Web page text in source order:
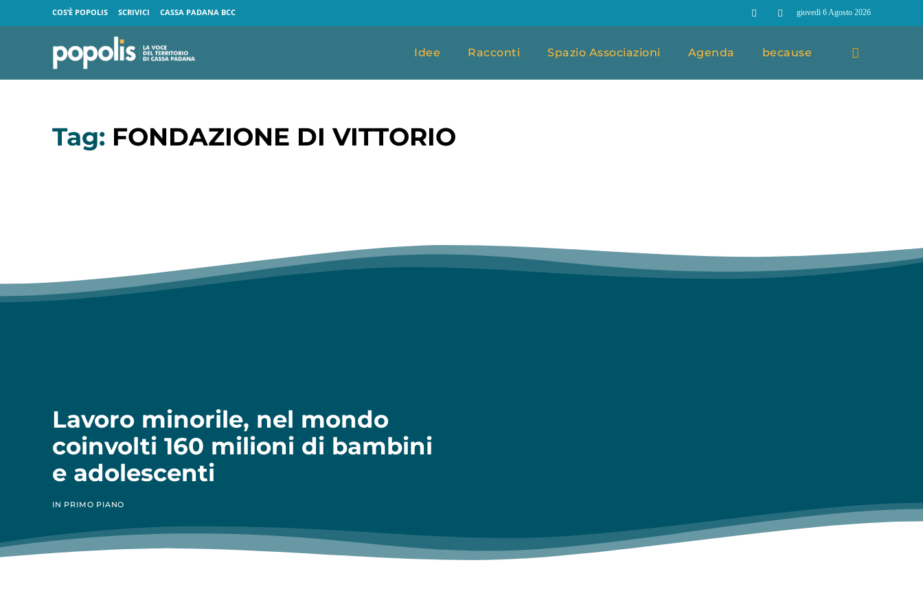
COS’È POPOLIS SCRIVICI CASSA PADANA BCC giovedì 6 Agosto 2026
Idee Racconti Spazio Associazioni Agenda because
Tag: FONDAZIONE DI VITTORIO
Lavoro minorile, nel mondo
coinvolti 160 milioni di bambini
e adolescenti
IN PRIMO PIANO